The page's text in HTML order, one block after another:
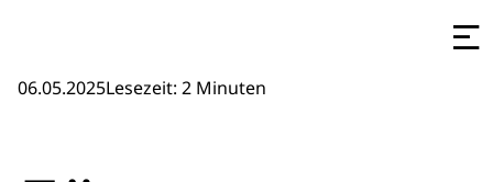
06.05.2025Lesezeit: 2 Minuten